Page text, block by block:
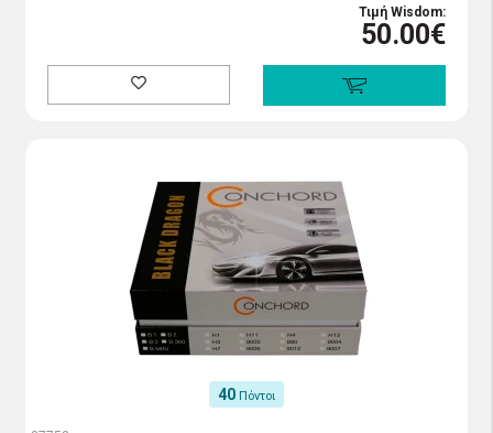
Τιμή Wisdom:
50.00€
40 Πόντοι